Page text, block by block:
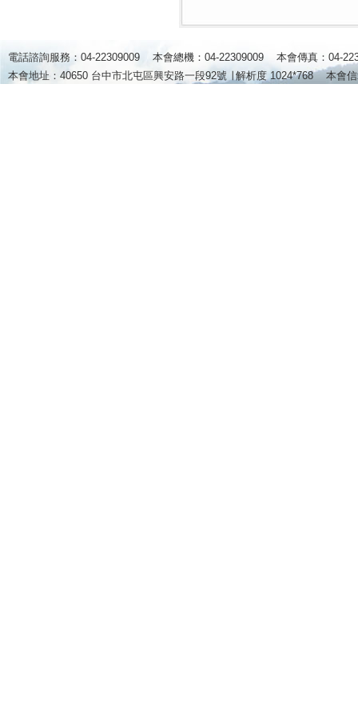
電話諮詢服務：04-22309009 本會總機：04-22309009 本會傳真：04-
本會地址：40650 台中市北屯區興安路一段92號 ∣解析度 1024*768本會信